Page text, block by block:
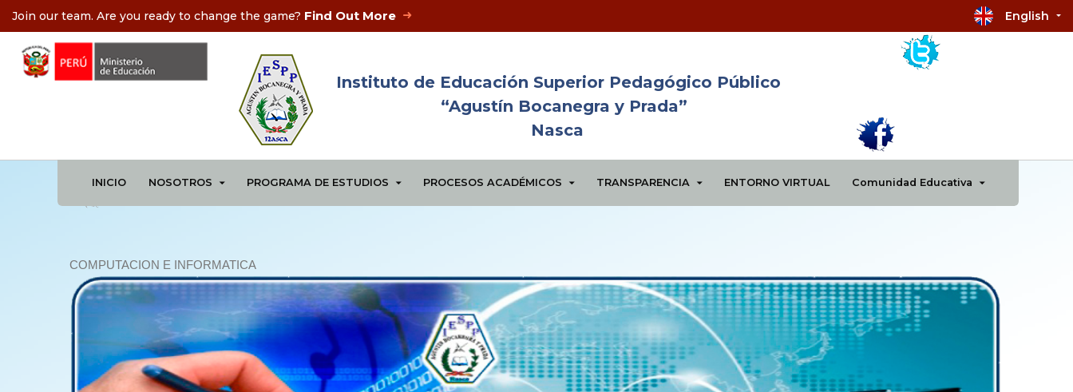
Join our team. Are you ready to change the game? Find Out More English
Instituto de Educación Superior Pedagógico Público
“Agustín Bocanegra y Prada”
Nasca
INICIO NOSOTROS PROGRAMA DE ESTUDIOS PROCESOS ACADÉMICOS TRANSPARENCIA ENTORNO VIRTUAL Comunidad Educativa
COMPUTACION E INFORMATICA